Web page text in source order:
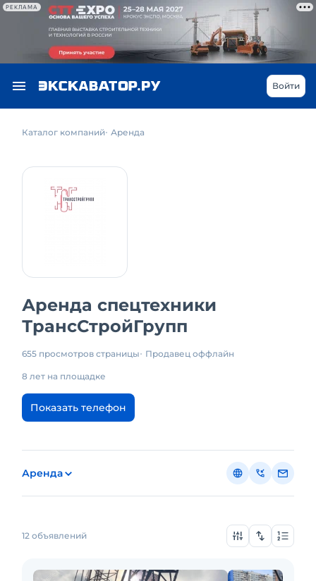
РЕКЛАМА
Войти
Каталог компаний Аренда
Аренда спецтехники
ТрансСтройГрупп
655 просмотров страницы Продавец оффлайн
8 лет на площадке
Показать телефон
Аренда
12 объявлений